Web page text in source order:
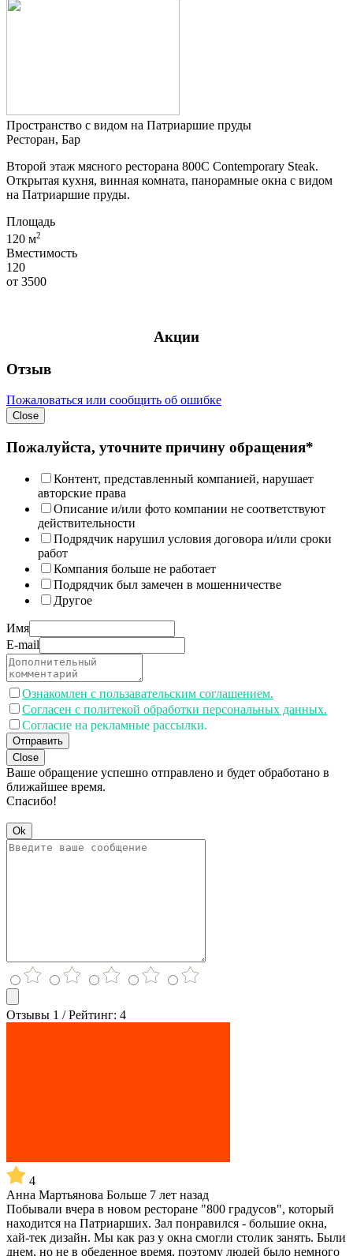
Пространство с видом на Патриаршие пруды
Ресторан, Бар
Второй этаж мясного ресторана 800С Contemporary Steak.
Открытая кухня, винная комната, панорамные окна с видом
на Патриаршие пруды.
Площадь
120 м2
Вместимость
120
от 3500
Акции
Отзыв
Пожаловаться или сообщить об ошибке
Close
Пожалуйста, уточните причину обращения*
Контент, представленный компанией, нарушает
авторские права
Описание и/или фото компании не соответствуют
действительности
Подрядчик нарушил условия договора и/или сроки
работ
Компания больше не работает
Подрядчик был замечен в мошенничестве
Другое
Имя
E-mail
Ознакомлен с пользавательским соглашением.
Согласен с политекой обработки персональных данных.
Согласие на рекламные рассылки.
Отправить
Close
Ваше обращение успешно отправлено и будет обработано в
ближайшее время.
Спасибо!
Ok
Отзывы 1 / Рейтинг: 4
4
Анна Мартьянова Больше 7 лет назад
Побывали вчера в новом ресторане "800 градусов", который
находится на Патриарших. Зал понравился - большие окна,
хай-тек дизайн. Мы как раз у окна смогли столик занять. Были
днем, но не в обеденное время, поэтому людей было немного